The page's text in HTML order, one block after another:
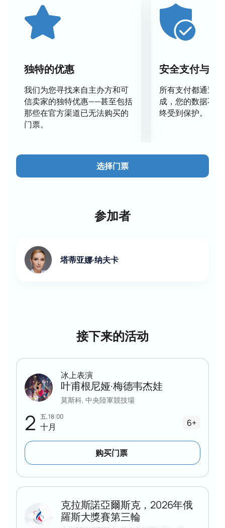
作的盛宴，给各个年龄段的观众留下了不可磨灭的印
象。
要成为这场激动人心的活动的一部分，欣赏精彩的冰上
表演“猩红之花”，您可以在我们的网站上购买门票。不
网站上购买门票是您在索契冰山冬季运动宫度过一个难
忘夜晚的一步。
独特的优惠
我们为您寻找来自主办方和可
信卖家的独特优惠——甚至包括
那些在官方渠道已无法购买的
门票。
安全支付与数
所有支付都通过
成，您的数据不
终受到保护。
选择门票
参加者
塔蒂亚娜·纳夫卡
接下来的活动
2 五, 18:00
十月
冰上表演
叶甫根尼娅·梅德韦杰娃
莫斯科, 中央陸軍競技場
6+
购买门票
克拉斯諾亞爾斯克，2026年俄
羅斯大獎賽第三輪